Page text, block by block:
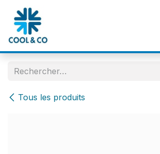
Se rendre au contenu
Tous les produits